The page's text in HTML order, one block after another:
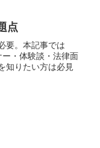
点
要。本記事では
ー・体験談・法律面
知りたい方は必見